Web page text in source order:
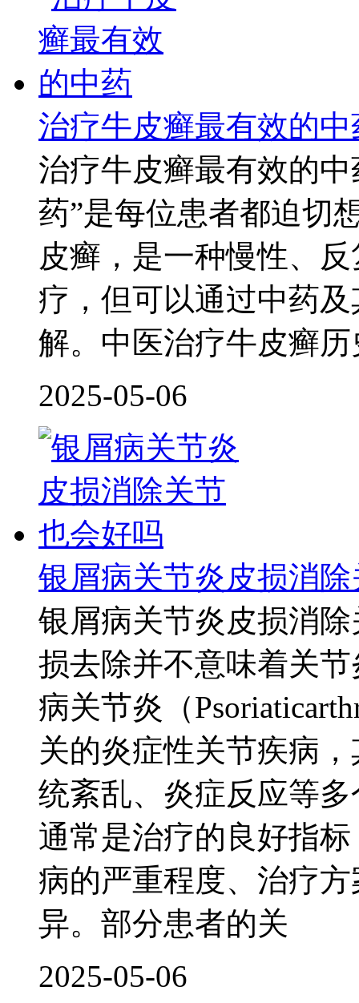
治疗牛皮癣最有效的中
治疗牛皮癣最有效的
药”是每位患者都迫切
皮癣，是一种慢性、
疗，但可以通过中药
解。中医治疗牛皮癣
2025-05-06
银屑病关节炎皮损消
银屑病关节炎皮损消
损去除并不意味着关
病关节炎（
关的炎症性关节疾病
统紊乱、炎症反应等
通常是治疗的良好指
病的严重程度、治疗
异。部分患者的关
2025-05-06